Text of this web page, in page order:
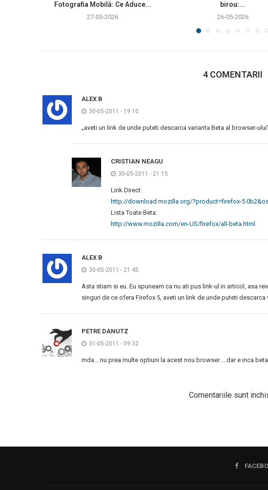
Fotografia Mobilă: Ce Aduce...
27-05-2026
birou:...
26-05-2026
4 COMENTARII
ALEX B
30-05-2011 - 19:10
„aveti un link de unde puteti descarca varianta Beta al browser-
CRISTIAN NEAGU
30-05-2011 - 21:15
Link Direct:
http://download.mozilla.org/?product=firefox-
Lista Toate Beta:
http://www.mozilla.com/en-US/firefox/all-beta.html
ALEX B
30-05-2011 - 21:45
Asta stiam si eu. Eu spuneam ca nu ati pus link-ul in articol, asa
singuri de ce ofera Firefox 5, aveti un link de unde puteti descarca
PETRE DANUTZ
31-05-2011 - 09:32
mda… nu prea multe optiuni la acest nou browser…..dar e inca
Comentariile sunt